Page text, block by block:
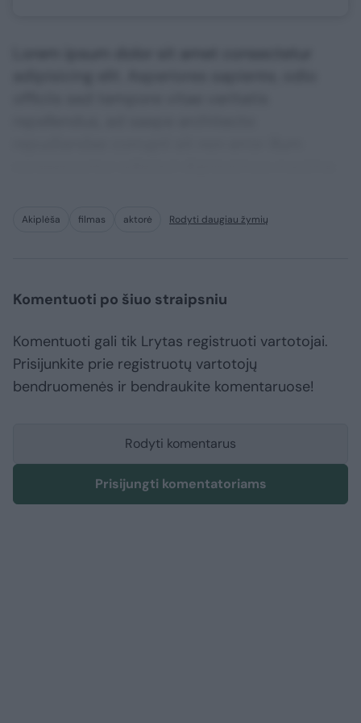
Akiplėša filmas aktorė Rodyti daugiau žymių
Komentuoti po šiuo straipsniu
Komentuoti gali tik Lrytas registruoti vartotojai.
Prisijunkite prie registruotų vartotojų
bendruomenės ir bendraukite komentaruose!
Rodyti komentarus
Prisijungti komentatoriams